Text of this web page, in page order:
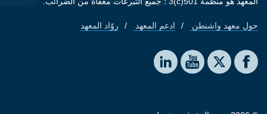
Footer quick links
حول معهد واشنطن ادعم المعهد روّاد المعهد
Social media
The Washington Institute on Facebook
The Washington Institute on X
The Washington Institute on YouTube
The Washington Institute on LinkedIn